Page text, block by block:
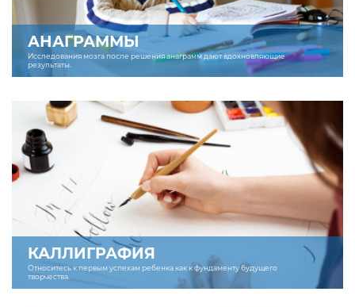
АНАГРАММЫ
Исследования мозга после решения анаграмм дают вдохновляющие
результаты.
КАЛЛИГРАФИЯ
Относитесь к первым успехам ребенка как к фундаменту будущего
творчества.